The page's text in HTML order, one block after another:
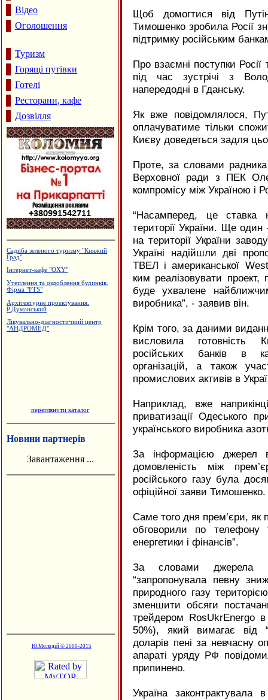
Відео
Оголошення
Туризм
Горящі путівки
Готелі
Ресторани, кафе
Дозвілля
Сімейний пансіон "На Куті"
"Медлайф"
Рафтинг
Лікувально-діагностичний центр
переглянути каталог
Новини партнерів
Завантаження ...
Ю.Молодій © 2000-2015
Щоб домогтися від
Тимошенко зробила Росії
підтримку російським
Про взаємні поступки
під час зустрічі з
напередодні в Гданську.
Як вже повідомлялося,
оплачуватиме тільки
Києву доведеться задля
Проте, за словами радника
Верховної ради з ПЕК
компромісу між Україною і
“Насамперед, це ставка
території України. Ще
на території України
Україні надійшли дві
ТВЕЛ і американської
ким реалізовувати
буде ухвалене
виробника”, - заявив він.
Крім того, за даними
висловила готовність
російських банків в
організацій, а також
промислових активів в
Наприклад, вже
приватизації Одеського
українського виробника
За інформацією джерел
домовленість між
російського газу була
офіційної заяви Тимошенко.
Саме того дня прем’єри,
обговорили по телефону
енергетики і фінансів”.
За словами джерела в
“запропонувала певну
природного газу
зменшити обсяги
трейдером RosUkrEnergo в
50%), який вимагає від
доларів пені за невчасну
апараті уряду РФ
припинено.
Україна